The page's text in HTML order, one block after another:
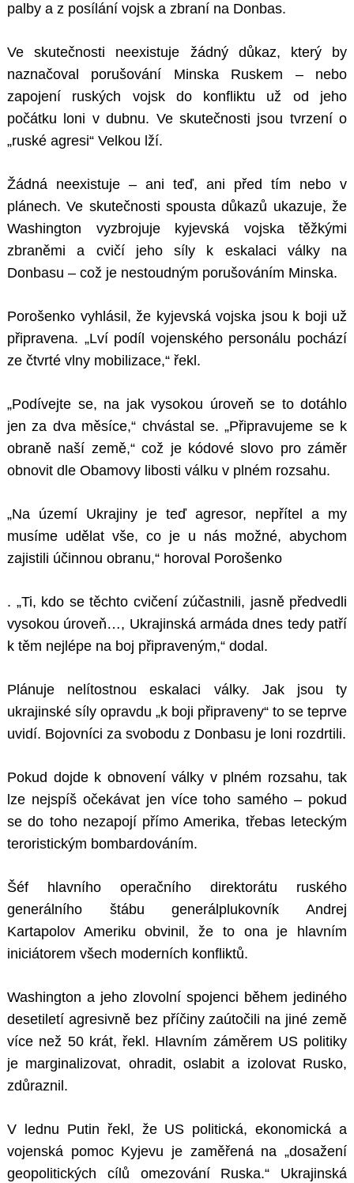
palby a z posílání vojsk a zbraní na Donbas.
Ve skutečnosti neexistuje žádný důkaz, který by
naznačoval porušování Minska Ruskem – nebo
zapojení ruských vojsk do konfliktu už od jeho
počátku loni v dubnu. Ve skutečnosti jsou tvrzení o
„ruské agresi“ Velkou lží.
Žádná neexistuje – ani teď, ani před tím nebo v
plánech. Ve skutečnosti spousta důkazů ukazuje, že
Washington vyzbrojuje kyjevská vojska těžkými
zbraněmi a cvičí jeho síly k eskalaci války na
Donbasu – což je nestoudným porušováním Minska.
Porošenko vyhlásil, že kyjevská vojska jsou k boji už
připravena. „Lví podíl vojenského personálu pochází
ze čtvrté vlny mobilizace,“ řekl.
„Podívejte se, na jak vysokou úroveň se to dotáhlo
jen za dva měsíce,“ chvástal se. „Připravujeme se k
obraně naší země,“ což je kódové slovo pro záměr
obnovit dle Obamovy libosti válku v plném rozsahu.
„Na území Ukrajiny je teď agresor, nepřítel a my
musíme udělat vše, co je u nás možné, abychom
zajistili účinnou obranu,“ horoval Porošenko
. „Ti, kdo se těchto cvičení zúčastnili, jasně předvedli
vysokou úroveň…, Ukrajinská armáda dnes tedy patří
k těm nejlépe na boj připraveným,“ dodal.
Plánuje nelítostnou eskalaci války. Jak jsou ty
ukrajinské síly opravdu „k boji připraveny“ to se teprve
uvidí. Bojovníci za svobodu z Donbasu je loni rozdrtili.
Pokud dojde k obnovení války v plném rozsahu, tak
lze nejspíš očekávat jen více toho samého – pokud
se do toho nezapojí přímo Amerika, třebas leteckým
teroristickým bombardováním.
Šéf hlavního operačního direktorátu ruského
generálního štábu generálplukovník Andrej
Kartapolov Ameriku obvinil, že to ona je hlavním
iniciátorem všech moderních konfliktů.
Washington a jeho zlovolní spojenci během jediného
desetiletí agresivně bez příčiny zaútočili na jiné země
více než 50 krát, řekl. Hlavním záměrem US politiky
je marginalizovat, ohradit, oslabit a izolovat Rusko,
zdůraznil.
V lednu Putin řekl, že US politická, ekonomická a
vojenská pomoc Kyjevu je zaměřená na „dosažení
geopolitických cílů omezování Ruska.“ Ukrajinská